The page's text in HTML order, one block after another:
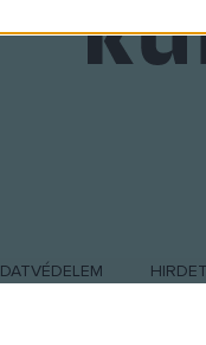
allow Google to send
allow Google to enable